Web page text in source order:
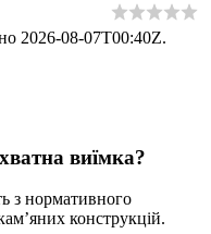
2026-08-07T00:40Z.
виїмка?
з нормативного
конструкцій.